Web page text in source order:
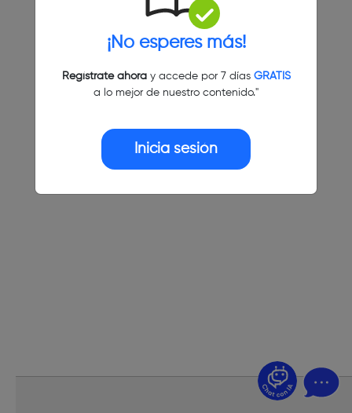
¡No esperes más!
Regístrate ahoray accede por 7 días GRATIS
a lo mejor de nuestro contenido."
Inicia sesión